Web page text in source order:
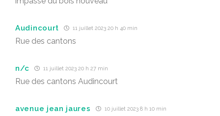
Audincourt 11 juillet 2023 20 h 40 min
Rue des cantons
n/c 11 juillet 2023 20 h 27 min
Rue des cantons Audincourt
avenue jean jaures 10 juillet 2023 8 h 10 min